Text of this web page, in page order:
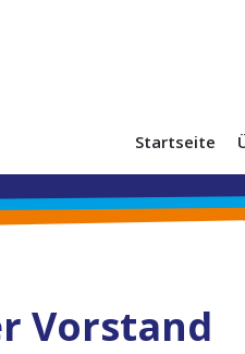
Startseite
Vorstand